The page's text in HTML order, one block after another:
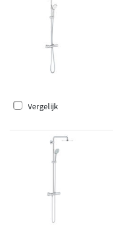
Vergelijk